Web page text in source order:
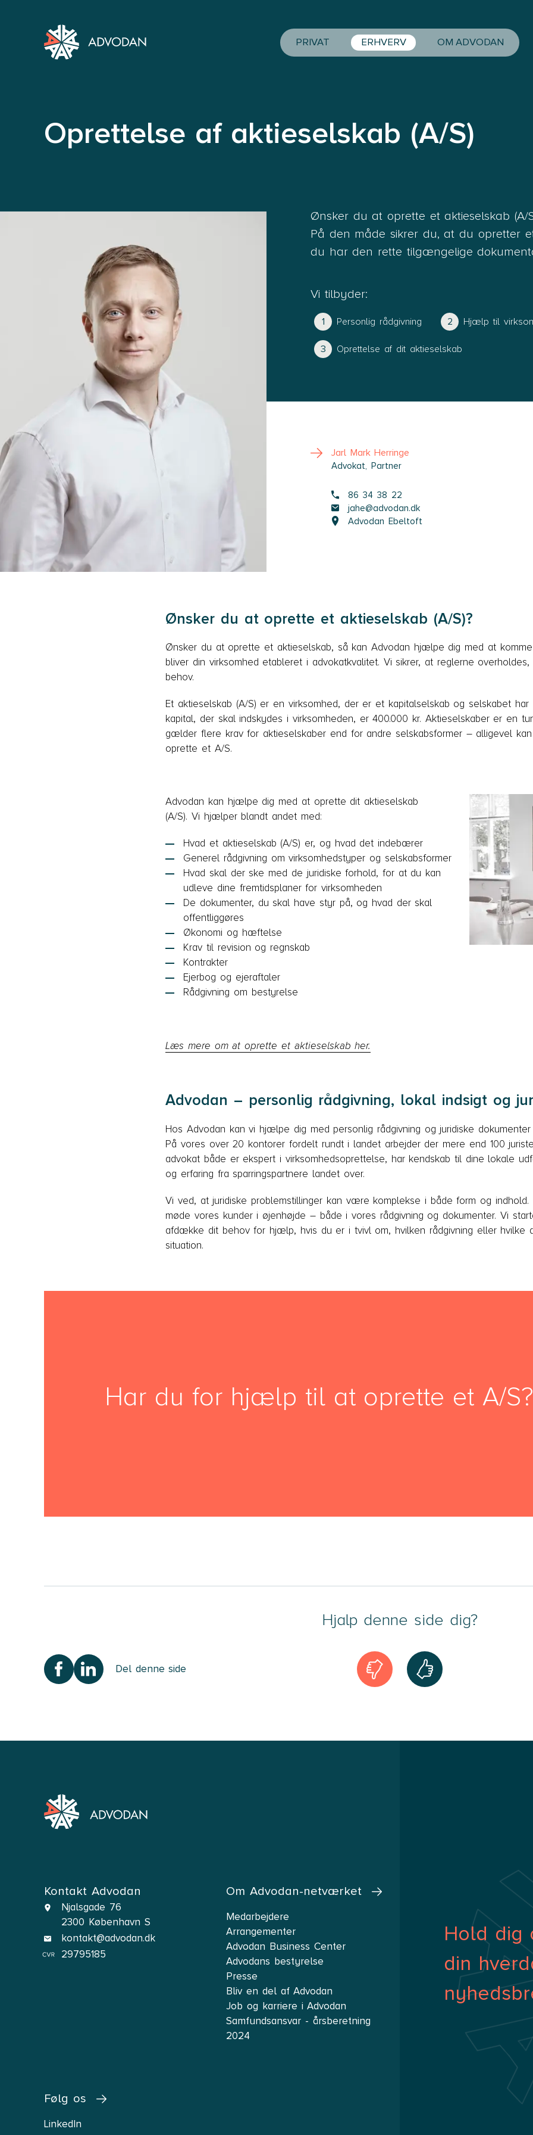
PRIVAT ERHVERV OM ADVODAN
Oprettelse af aktieselskab (A/S)
Ønsker du at oprette et aktieselskab
På den måde sikrer du, at du opretter
du har den rette tilgængelige
Vi tilbyder:
Personlig rådgivning Hjælp til
Oprettelse af dit aktieselskab
Jarl Mark Herringe
Advokat, Partner
86 34 38 22
jahe@advodan.dk
Advodan Ebeltoft
Ønsker du at oprette et aktieselskab (A/S)?
Ønsker du at oprette et aktieselskab, så kan Advodan hjælpe dig med at
bliver din virksomhed etableret i advokatkvalitet. Vi sikrer, at reglerne
behov.
Et aktieselskab (A/S) er en virksomhed, der er et kapitalselskab og selskabet
kapital, der skal indskydes i virksomheden, er 400.000 kr. Aktieselskaber er en
gælder flere krav for aktieselskaber end for andre selskabsformer – alligevel
oprette et A/S.
Advodan kan hjælpe dig med at oprette dit aktieselskab
(A/S). Vi hjælper blandt andet med:
Hvad et aktieselskab (A/S) er, og hvad det indebærer
Generel rådgivning om virksomhedstyper og selskabsformer
Hvad skal der ske med de juridiske forhold, for at du kan
udleve dine fremtidsplaner for virksomheden
De dokumenter, du skal have styr på, og hvad der skal
offentliggøres
Økonomi og hæftelse
Krav til revision og regnskab
Kontrakter
Ejerbog og ejeraftaler
Rådgivning om bestyrelse
Læs mere om at oprette et aktieselskab her.
Advodan – personlig rådgivning, lokal indsigt og
Hos Advodan kan vi hjælpe dig med personlig rådgivning og juridiske
På vores over 20 kontorer fordelt rundt i landet arbejder der mere end 100
advokat både er ekspert i virksomhedsoprettelse, har kendskab til dine lokale
og erfaring fra sparringspartnere landet over.
Vi ved, at juridiske problemstillinger kan være komplekse i både form og
møde vores kunder i øjenhøjde – både i vores rådgivning og dokumenter. Vi
afdække dit behov for hjælp, hvis du er i tvivl om, hvilken rådgivning eller hvilke
situation.
Har du for hjælp til at oprette et A/S?
Hjalp denne side dig?
Del denne side
Kontakt Advodan
Njalsgade 76
2300 København S
kontakt@advodan.dk
29795185
Om Advodan-netværket
Medarbejdere
Arrangementer
Advodan Business Center
Advodans bestyrelse
Presse
Bliv en del af Advodan
Job og karriere i Advodan
Samfundsansvar - årsberetning
2024
Følg os
LinkedIn
Hold dig
din